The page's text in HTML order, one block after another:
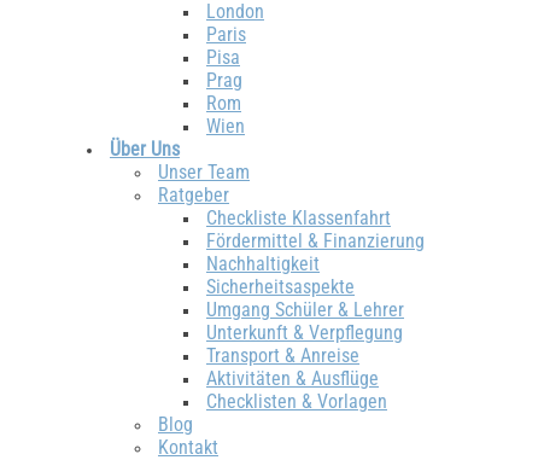
London
Paris
Pisa
Prag
Rom
Wien
Über Uns
Unser Team
Ratgeber
Checkliste Klassenfahrt
Fördermittel & Finanzierung
Nachhaltigkeit
Sicherheitsaspekte
Umgang Schüler & Lehrer
Unterkunft & Verpflegung
Transport & Anreise
Aktivitäten & Ausflüge
Checklisten & Vorlagen
Blog
Kontakt